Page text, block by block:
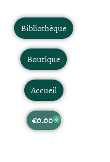
Bibliothèque
Boutique
Accueil
€0.00 0